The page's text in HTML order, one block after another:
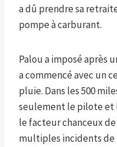
a dû prendre sa
pompe à carburant.
Palou a imposé après
a commencé avec un
pluie. Dans les 500
seulement le pilote et
le facteur chanceux
multiples incidents de